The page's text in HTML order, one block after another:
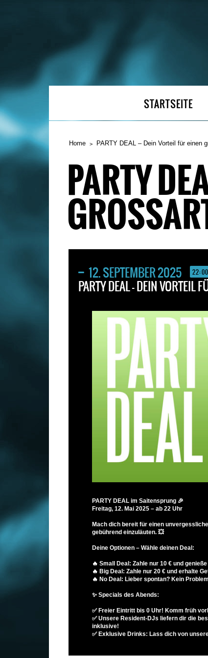
STARTSEITE
Home PARTY DEAL – Dein Vorteil für einen
PARTY
12. SEPTEMBER 2025 22:00
PARTY DEAL – DEIN VORTEIL
PARTY DEAL im Saitensprung 🎉
Freitag, 12. Mai 2025 – ab 22 Uhr
Mach dich bereit für einen
gebührend einzuläuten. 💥
Deine Optionen – Wähle deinen Deal:
🔥 Small Deal: Zahle nur 10 € und
🔥 Big Deal: Zahle nur 20 € und erhalte
🔥 No Deal: Lieber spontan? Kein
✨ Specials des Abends:
✅ Freier Eintritt bis 0 Uhr! Komm früh
✅ Unsere Resident-DJs liefern dir die
inklusive!
✅ Exklusive Drinks: Lass dich von